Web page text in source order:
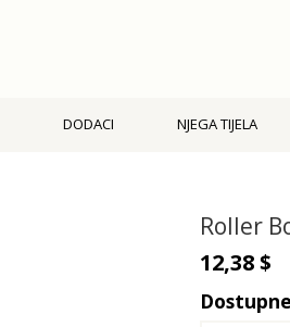
DODACI NJEGA TIJELA
Roller
12,38 $